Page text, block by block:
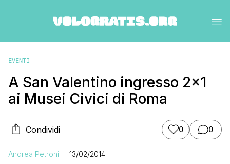
EVENTI
A San Valentino ingresso 2×1
ai Musei Civici di Roma
Condividi 0 0
Andrea Petroni 13/02/2014